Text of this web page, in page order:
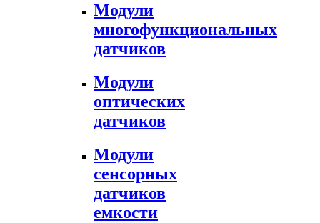
Модули
многофункциональных
датчиков
Модули
оптических
датчиков
Модули
сенсорных
датчиков
емкости